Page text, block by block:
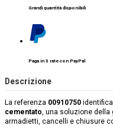
Grandi quantità disponibili
Paga in 3 rate con PayPal
Descrizione
La referenza 00910750 identifica
cementato, una soluzione della
armadietti, cancelli e chiusure